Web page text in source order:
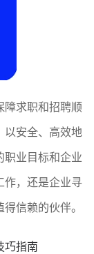
障求职和招聘顺
以安全、高效地
职业目标和企业
作，还是企业寻
信赖的伙伴。
巧指南